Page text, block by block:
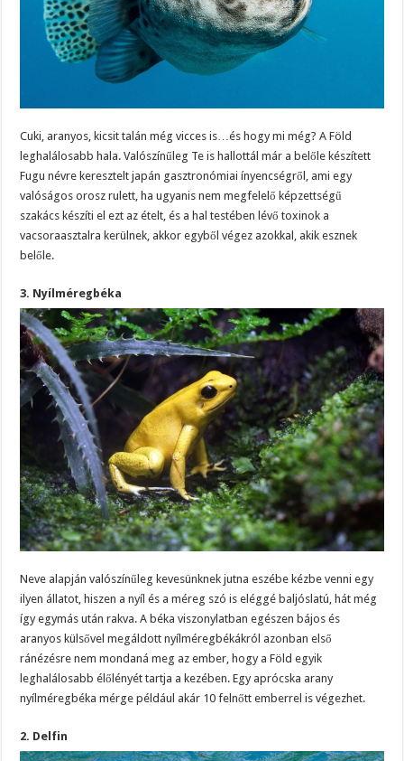
Cuki, aranyos, kicsit talán még vicces is…és hogy mi még? A Föld
leghalálosabb hala. Valószínűleg Te is hallottál már a belőle készített
Fugu névre keresztelt japán gasztronómiai ínyencségről, ami egy
valóságos orosz rulett, ha ugyanis nem megfelelő képzettségű
szakács készíti el ezt az ételt, és a hal testében lévő toxinok a
vacsoraasztalra kerülnek, akkor egyből végez azokkal, akik esznek
belőle.
3. Nyílméregbéka
Neve alapján valószínűleg kevesünknek jutna eszébe kézbe venni egy
ilyen állatot, hiszen a nyíl és a méreg szó is eléggé baljóslatú, hát még
így egymás után rakva. A béka viszonylatban egészen bájos és
aranyos külsővel megáldottnyílméregbékákról azonban első
ránézésre nem mondaná meg az ember, hogy a Föld egyik
leghalálosabb élőlényét tartja a kezében.Egy aprócska arany
nyílméregbéka mérge például akár 10 felnőtt emberrel is végezhet.
2. Delfin